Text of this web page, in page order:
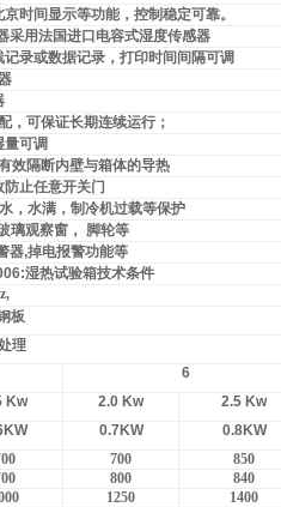
时间显示等功能，控制稳定可靠。
采用法国进口电容式湿度传感器
录或数据记录，打印时间间隔可调
，可保证长期连续运行；
可调
效隔断内壁与箱体的导热
止任意开关门
，水满，制冷机过载等保护
璃观察窗， 脚轮等
器,掉电报警功能等
湿热试验箱技术条件
板
理
6
Kw 2.0 Kw
2.5 Kw
0.7KW
0.8KW
700
850
800
840
1250
1400